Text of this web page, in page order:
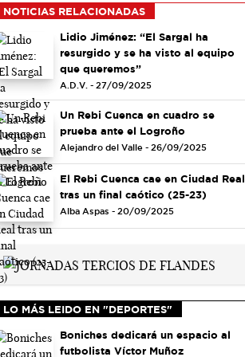
NOTICIAS RELACIONADAS
Lidio Jiménez: “El Sargal ha
resurgido y se ha visto al equipo
que queremos”
A.D.V. - 27/09/2025
Un Rebi Cuenca en cuadro se
prueba ante el Logroño
Alejandro del Valle - 26/09/2025
El Rebi Cuenca cae en Ciudad Real
tras un final caótico (25-23)
Alba Aspas - 20/09/2025
LO MÁS LEIDO EN "DEPORTES"
Boniches dedicará un espacio al
futbolista Víctor Muñoz